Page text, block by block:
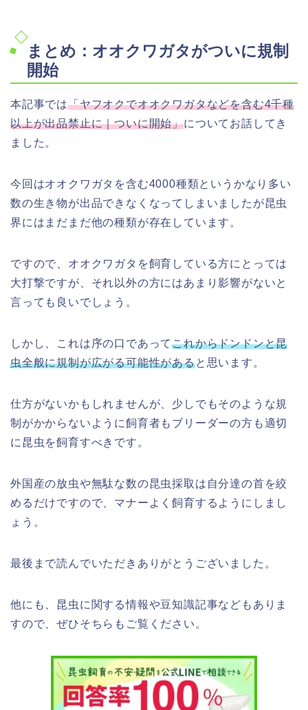
まとめ：オオクワガタがついに規制
開始
本記事では「ヤフオクでオオクワガタなどを含む4千種
以上が出品禁止に｜ついに開始」についてお話してき
ました。
今回はオオクワガタを含む4000種類というかなり多い
数の生き物が出品できなくなってしまいましたが昆虫
界にはまだまだ他の種類が存在しています。
ですので、オオクワガタを飼育している方にとっては
大打撃ですが、それ以外の方にはあまり影響がないと
言っても良いでしょう。
しかし、これは序の口であってこれからドンドンと昆
虫全般に規制が広がる可能性があると思います。
仕方がないかもしれませんが、少しでもそのような規
制がかからないように飼育者もブリーダーの方も適切
に昆虫を飼育すべきです。
外国産の放虫や無駄な数の昆虫採取は自分達の首を絞
めるだけですので、マナーよく飼育するようにしまし
ょう。
最後まで読んでいただきありがとうございました。
他にも、昆虫に関する情報や豆知識記事などもありま
すので、ぜひそちらもご覧ください。